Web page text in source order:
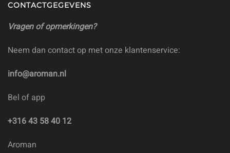
CONTACTGEGEVENS
Vragen of opmerkingen?
Neem dan contact op met onze klantenservice:
info@aroman.nl
Bel of app
+316 43 58 40 12
Aroman